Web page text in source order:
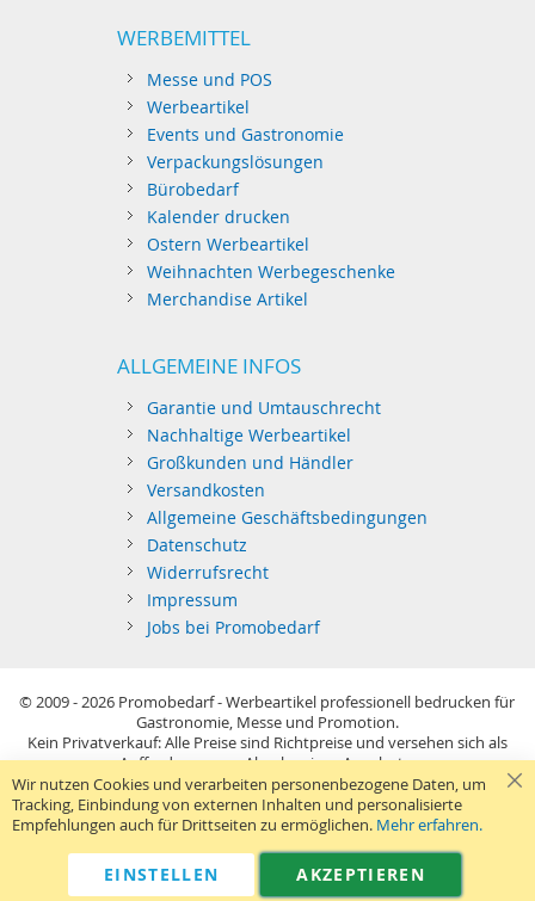
WERBEMITTEL
Messe und POS
Werbeartikel
Events und Gastronomie
Verpackungslösungen
Bürobedarf
Kalender drucken
Ostern Werbeartikel
Weihnachten Werbegeschenke
Merchandise Artikel
ALLGEMEINE INFOS
Garantie und Umtauschrecht
Nachhaltige Werbeartikel
Großkunden und Händler
Versandkosten
Allgemeine Geschäftsbedingungen
Datenschutz
Widerrufsrecht
Impressum
Jobs bei Promobedarf
© 2009 - 2026 Promobedarf - Werbeartikel professionell bedrucken für
Gastronomie, Messe und Promotion.
Kein Privatverkauf: Alle Preise sind Richtpreise und versehen sich als
Aufforderung zur Abgabe eines Angebots.
Sie richten sich nur an gewerblichen Bedarf (§14 BGB) im Sinne der
Preisangabenverordnung und verstehen sich netto zzgl. MwSt. USB-
Sticks: Tagespreise ggf. zzgl. Druckkosten und GEMA.
Telefon:040 38 63 12 40 Kontaktformular
Wir nutzen Cookies und verarbeiten personenbezogene Daten, um
Tracking, Einbindung von externen Inhalten und personalisierte
Empfehlungen auch für Drittseiten zu ermöglichen. Mehr erfahren.
AKZEPTIEREN
EINSTELLEN